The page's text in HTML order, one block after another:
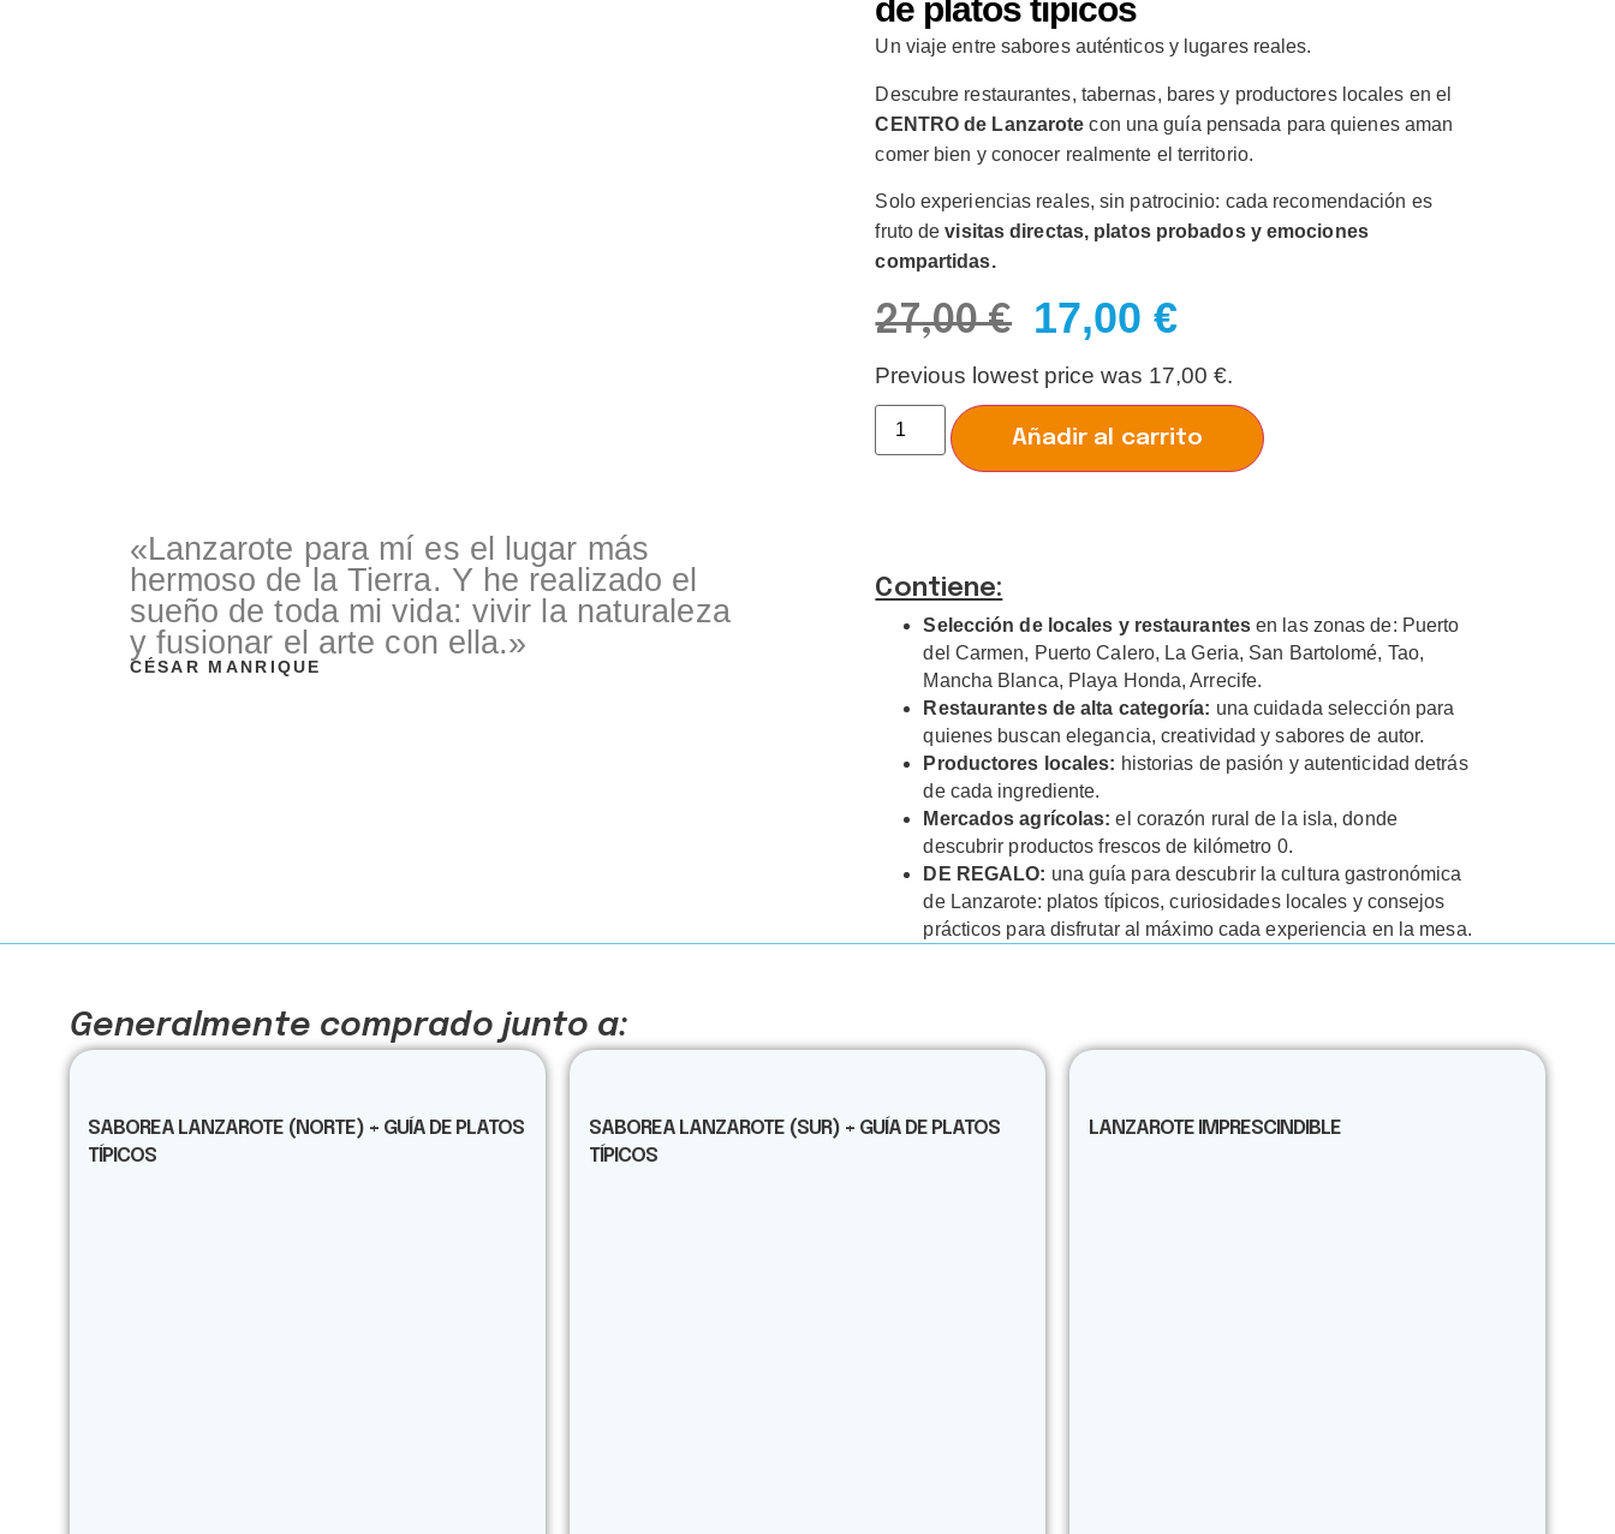
«Lanzarote para mí es el lugar más
hermoso de la Tierra. Y he realizado el
sueño de toda mi vida: vivir la naturaleza
y fusionar el arte con ella.»
CÉSAR MANRIQUE
de platos típicos
Un viaje entre sabores auténticos y lugares reales.
Descubre restaurantes, tabernas, bares y productores locales en el
CENTRO de Lanzarote con una guía pensada para quienes aman
comer bien y conocer realmente el territorio.
Solo experiencias reales, sin patrocinio: cada recomendación es
fruto de visitas directas, platos probados y emociones
compartidas.
27,00€ 17,00€
Previous lowest price was 17,00€.
Añadir al carrito
Contiene:
Selección de locales y restaurantesen las zonas de: Puerto
del Carmen, Puerto Calero, La Geria, San Bartolomé, Tao,
Mancha Blanca, Playa Honda, Arrecife.
Restaurantes de alta categoría: una cuidada selección para
quienes buscan elegancia, creatividad y sabores de autor.
Productores locales: historias de pasión y autenticidad detrás
de cada ingrediente.
Mercados agrícolas: el corazón rural de la isla, donde
descubrir productos frescos de kilómetro 0.
DE REGALO: una guía para descubrir la cultura gastronómica
de Lanzarote: platos típicos, curiosidades locales y consejos
prácticos para disfrutar al máximo cada experiencia en la mesa.
Generalmente comprado junto a:
SABOREA LANZAROTE (NORTE) + GUÍA DE PLATOS
TÍPICOS
SABOREA LANZAROTE (SUR) + GUÍA DE PLATOS
TÍPICOS
LANZAROTE IMPRESCINDIBLE